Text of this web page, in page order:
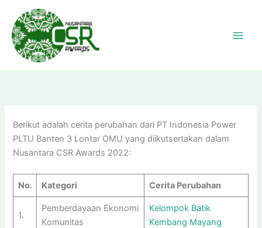
content
Berikut adalah cerita perubahan dari PT Indonesia Power
PLTU Banten 3 Lontar OMU yang diikutsertakan dalam
Nusantara CSR Awards 2022:
No. Kategori Cerita Perubahan
1.
Pemberdayaan Ekonomi
Komunitas
Kelompok Batik
Kembang Mayang